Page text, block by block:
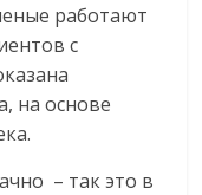
работают
с
на основе
– так это в